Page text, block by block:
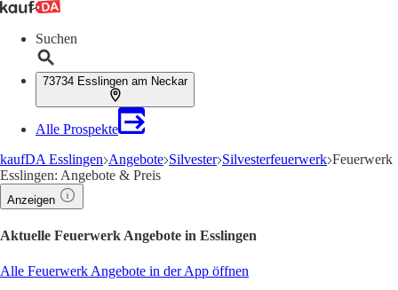
Suchen
73734 Esslingen am Neckar
Alle Prospekte
kaufDA Esslingen Angebote Silvester Silvesterfeuerwerk Feuerwerk
Esslingen: Angebote & Preis
Anzeigen
Aktuelle Feuerwerk Angebote in Esslingen
Alle Feuerwerk Angebote in der App öffnen